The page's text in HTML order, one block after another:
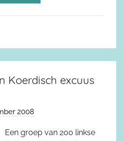
Koerdisch excuus
2008
Een groep van 200 linkse